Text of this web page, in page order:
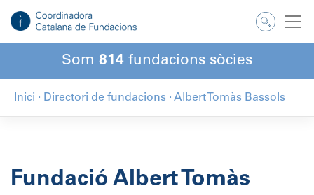
contingut
Som 814 fundacions sòcies
Inici · Directori de fundacions · Albert Tomàs Bassols
Fundació Albert Tomàs